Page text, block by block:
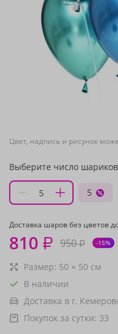
Цвет, надпись и рисунок
Выберите число
5
Доставка шаров без цветов
810 ₽ 950₽ -15%
Размер: 50 × 50 см
В наличии
Доставка в г.
Покупок за сутки: 33